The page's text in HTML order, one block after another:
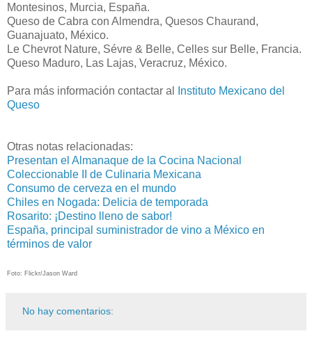
Montesinos, Murcia, España.
Queso de Cabra con Almendra, Quesos Chaurand,
Guanajuato, México.
Le Chevrot Nature, Sévre & Belle, Celles sur Belle, Francia.
Queso Maduro, Las Lajas, Veracruz, México.
Para más información contactar al
Instituto Mexicano del
Queso
Otras notas relacionadas:
Presentan el Almanaque de la Cocina Nacional
Coleccionable II de Culinaria Mexicana
Consumo de cerveza en el mundo
Chiles en Nogada: Delicia de temporada
Rosarito: ¡Destino lleno de sabor!
España, principal suministrador de vino a México en
términos de valor
Foto: Flickr/Jason Ward
No hay comentarios: